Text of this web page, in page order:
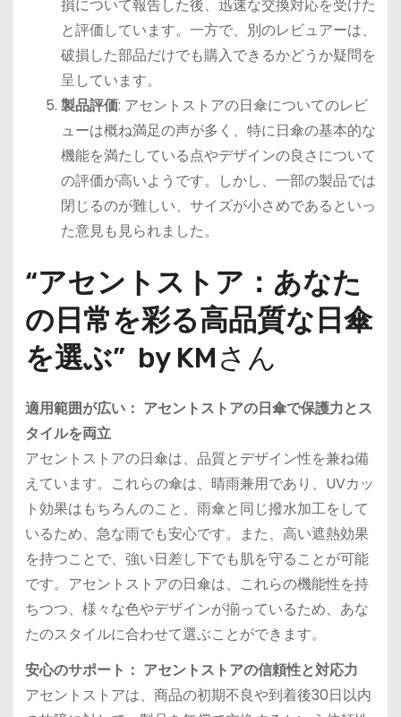
損について報告した後、迅速な交換対応を受けた
と評価しています。一方で、別のレビュアーは、
破損した部品だけでも購入できるかどうか疑問を
呈しています。
製品評価: アセントストアの日傘についてのレビ
ューは概ね満足の声が多く、特に日傘の基本的な
機能を満たしている点やデザインの良さについて
の評価が高いようです。しかし、一部の製品では
閉じるのが難しい、サイズが小さめであるといっ
た意見も見られました。
“アセントストア：あなた
の日常を彩る高品質な日傘
を選ぶ” by KMさん
適用範囲が広い： アセントストアの日傘で保護力とス
タイルを両立
アセントストアの日傘は、品質とデザイン性を兼ね備
えています。これらの傘は、晴雨兼用であり、UVカッ
ト効果はもちろんのこと、雨傘と同じ撥水加工をして
いるため、急な雨でも安心です。また、高い遮熱効果
を持つことで、強い日差し下でも肌を守ることが可能
です。アセントストアの日傘は、これらの機能性を持
ちつつ、様々な色やデザインが揃っているため、あな
たのスタイルに合わせて選ぶことができます。
安心のサポート： アセントストアの信頼性と対応力
アセントストアは、商品の初期不良や到着後30日以内